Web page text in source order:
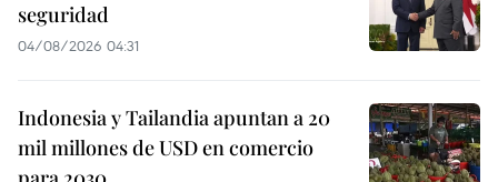
seguridad
04/08/2026 04:31
Indonesia y Tailandia apuntan a 20
mil millones de USD en comercio